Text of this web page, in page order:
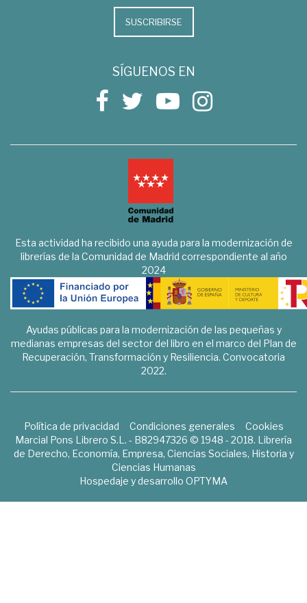
SUSCRIBIRSE
SÍGUENOS EN
Esta actividad ha recibido una ayuda para la modernización de
librerías de la Comunidad de Madrid correspondiente al año
2024
Ayudas públicas para la modernización de las pequeñas y
medianas empresas del sector del libro en el marco del Plan de
Recuperación, Transformación y Resiliencia. Convocatoria
2022.
Política de privacidad Condiciones generales
Cookies
Marcial Pons Librero S.L. - B82947326 © 1948 - 2018. Librería
de Derecho, Economía, Empresa, Ciencias Sociales, Historia y
Ciencias Humanas
Hospedaje y desarrollo OPTYMA